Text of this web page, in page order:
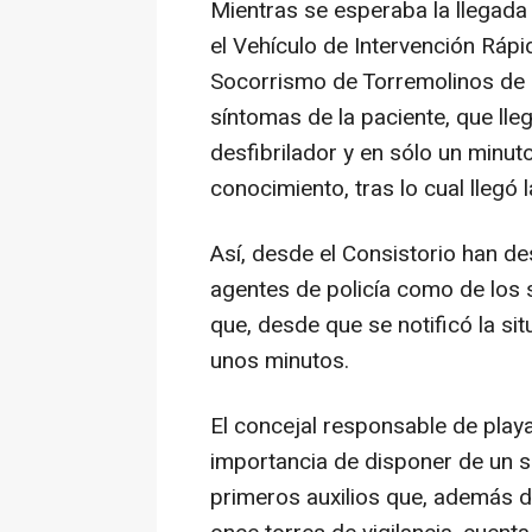
Mientras se esperaba la
el Vehículo de Intervención
Socorrismo de Torremolinos
síntomas de la paciente, que
desfibrilador y en sólo un
conocimiento, tras lo cual llegó
Así, desde el Consistorio han
agentes de policía como de
que, desde que se notificó la
unos minutos.
El concejal responsable de
importancia de disponer de un
primeros auxilios que, además